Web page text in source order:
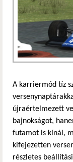
A karriermód tíz
újraértelmezett
bajnokságot,
futamot is kínál,
kifejezetten
részletes